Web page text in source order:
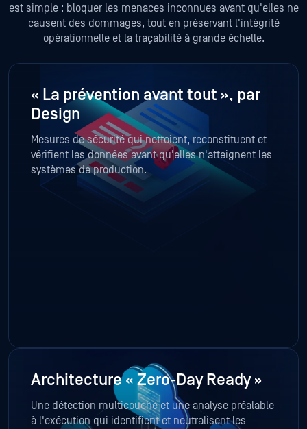
est simple : bloquer les menaces inconnues avant qu'elles ne
causent des dommages, tout en préservant l'intégrité
opérationnelle et la traçabilité à grande échelle.
« La prévention avant tout », par
Design
Mesures de sécurité qui nettoient, reconstituent et
vérifient les données avant qu'elles n'atteignent les
systèmes de production.
Architecture « Zero-Day Ready »
Une détection multicouche et une analyse préalable
à l'exécution qui identifient et neutralisent les